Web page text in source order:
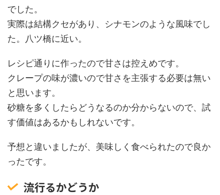
でした。
実際は結構クセがあり、シナモンのような風味でし
た。八ツ橋に近い。
レシピ通りに作ったので甘さは控えめです。
クレープの味が濃いので甘さを主張する必要は無い
と思います。
砂糖を多くしたらどうなるのか分からないので、試
す価値はあるかもしれないです。
予想と違いましたが、美味しく食べられたので良か
ったです。
流行るかどうか